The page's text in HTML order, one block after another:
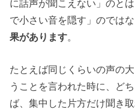
に話声が聞こえない」のと
で小さい音を隠す」のではな
果があります。
たとえば同じくらいの声の
うことを言われた時に、ど
ば、集中した片方だけ聞き